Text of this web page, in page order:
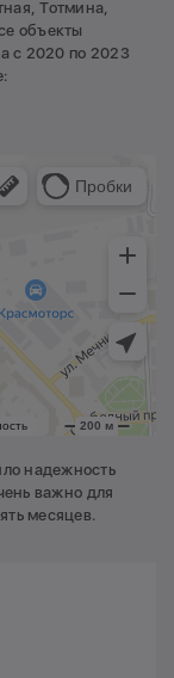
Тотмина,
объекты
с 2020 по 2023
надежность
важно для
месяцев.